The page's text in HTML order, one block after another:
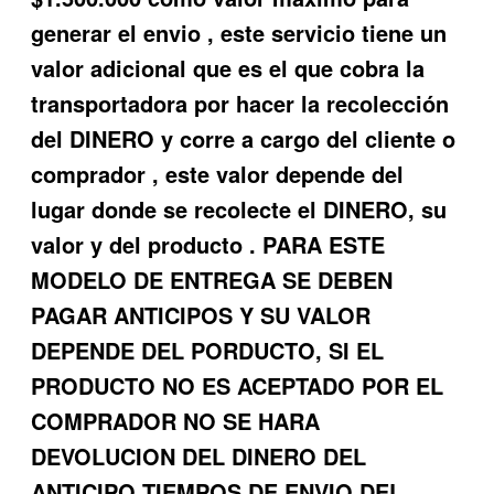
generar el envio , este servicio tiene un
valor adicional que es el que cobra la
transportadora por hacer la recolección
del DINERO y corre a cargo del cliente o
comprador , este valor depende del
lugar donde se recolecte el DINERO, su
valor y del producto . PARA ESTE
MODELO DE ENTREGA SE DEBEN
PAGAR ANTICIPOS Y SU VALOR
DEPENDE DEL PORDUCTO, SI EL
PRODUCTO NO ES ACEPTADO POR EL
COMPRADOR NO SE HARA
DEVOLUCION DEL DINERO DEL